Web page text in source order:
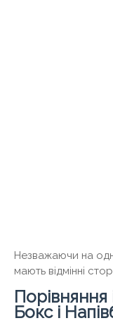
Незважаючи на
мають відмінні
Порівняння
Бокс і